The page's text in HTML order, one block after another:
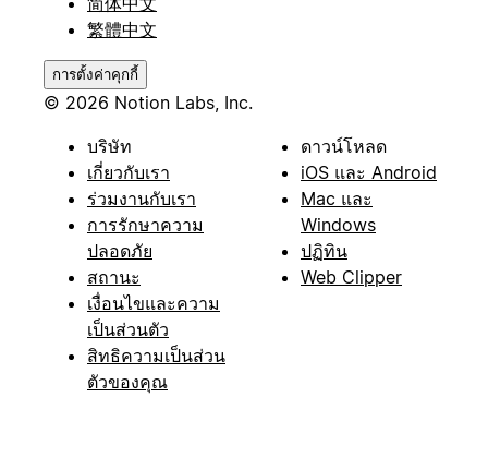
繁體中文
การตั้งค่าคุกกี้
© 2026 Notion Labs, Inc.
บริษัท
เกี่ยวกับเรา
ร่วมงานกับเรา
การรักษาความ
ปลอดภัย
สถานะ
เงื่อนไขและความ
เป็นส่วนตัว
สิทธิความเป็นส่วน
ตัวของคุณ
ดาวน์โหลด
iOS และ Android
Mac และ
Windows
ปฏิทิน
Web Clipper